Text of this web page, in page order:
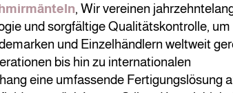
, Wir vereinen
und sorgfältige Qualitätskontrolle, um
und Einzelhändlern weltweit
bis hin zu internationalen
eine umfassende Fertigungslösung